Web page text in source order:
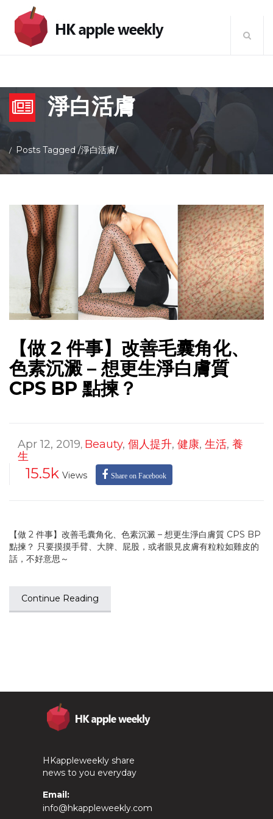
淨白活膚
Posts Tagged/淨白活膚/
【做 2 件事】改善毛囊角化、
色素沉澱 – 想更生淨白膚質
CPS BP 點揀？
Apr 12, 2019, Beauty, 個人提升, 健康, 生活, 養
生
15.5k Views Share on Facebook
【做 2 件事】改善毛囊角化、色素沉澱 – 想更生淨白膚質 CPS BP
點揀？ 只要摸摸手臂、大脾、屁股，或者眼見皮膚有粒粒如雞皮的
話，不好意思～
Continue Reading
HKappleweekly share
news to you everyday
Email:
info@hkappleweekly.com